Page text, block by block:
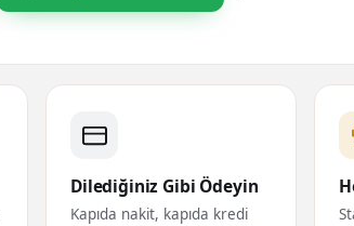
Dilediğiniz Gibi Ödeyin
Kapıda nakit, kapıda kredi